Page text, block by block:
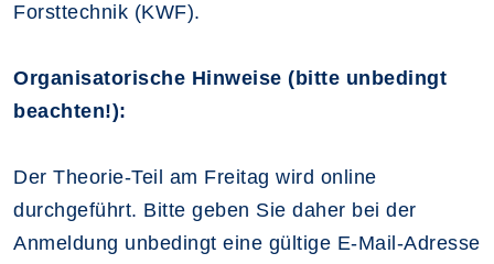
Forsttechnik (KWF).
Organisatorische Hinweise (bitte unbedingt
beachten!):
Der Theorie-Teil am Freitag wird online
durchgeführt. Bitte geben Sie daher bei der
Anmeldung unbedingt eine gültige E-Mail-Adresse